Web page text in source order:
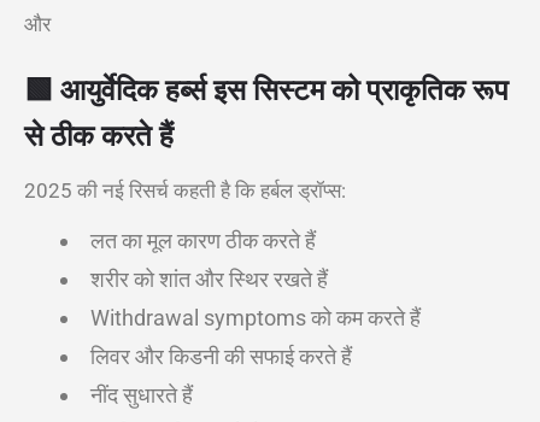
और
🟩 आयुर्वेदिक हर्ब्स इस सिस्टम को प्राकृतिक रूप
से ठीक करते हैं
2025 की नई रिसर्च कहती है कि हर्बल ड्रॉप्स:
लत का मूल कारण ठीक करते हैं
शरीर को शांत और स्थिर रखते हैं
Withdrawal symptoms को कम करते हैं
लिवर और किडनी की सफाई करते हैं
नींद सुधारते हैं